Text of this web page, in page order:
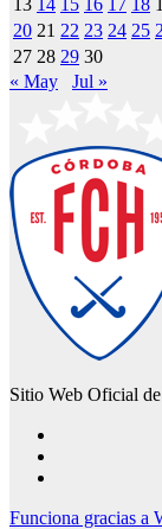
13 14 15 16 17 18
20 21 22 23 24 25
27 28 29 30
« May
Jul »
Sitio Web Oficial
Funciona gracias a